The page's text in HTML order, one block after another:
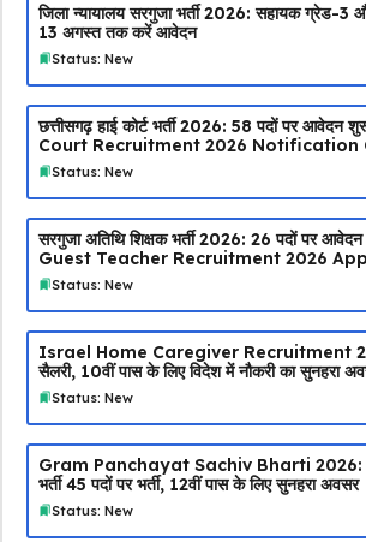
जिला न्यायालय सरगुजा भर्ती 2026: सहायक ग्रेड-3
13 अगस्त तक करें आवेदन
Status: New
छत्तीसगढ़ हाई कोर्ट भर्ती 2026: 58 पदों पर
Court Recruitment 2026 Notification
Status: New
सरगुजा अतिथि शिक्षक भर्ती 2026: 26 पदों पर
Guest Teacher Recruitment 2026
Status: New
Israel Home Caregiver Recruitment
सैलरी, 10वीं पास के लिए विदेश में नौकरी का सुनहरा
Status: New
Gram Panchayat Sachiv Bharti 2026:
भर्ती 45 पदों पर भर्ती, 12वीं पास के लिए सुनहरा अवसर
Status: New